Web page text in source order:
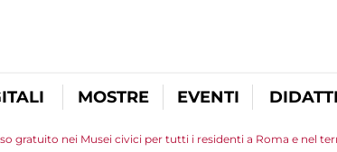
MOSTRE EVENTI
gratuito nei Musei civici per tutti i residenti a Roma e nel